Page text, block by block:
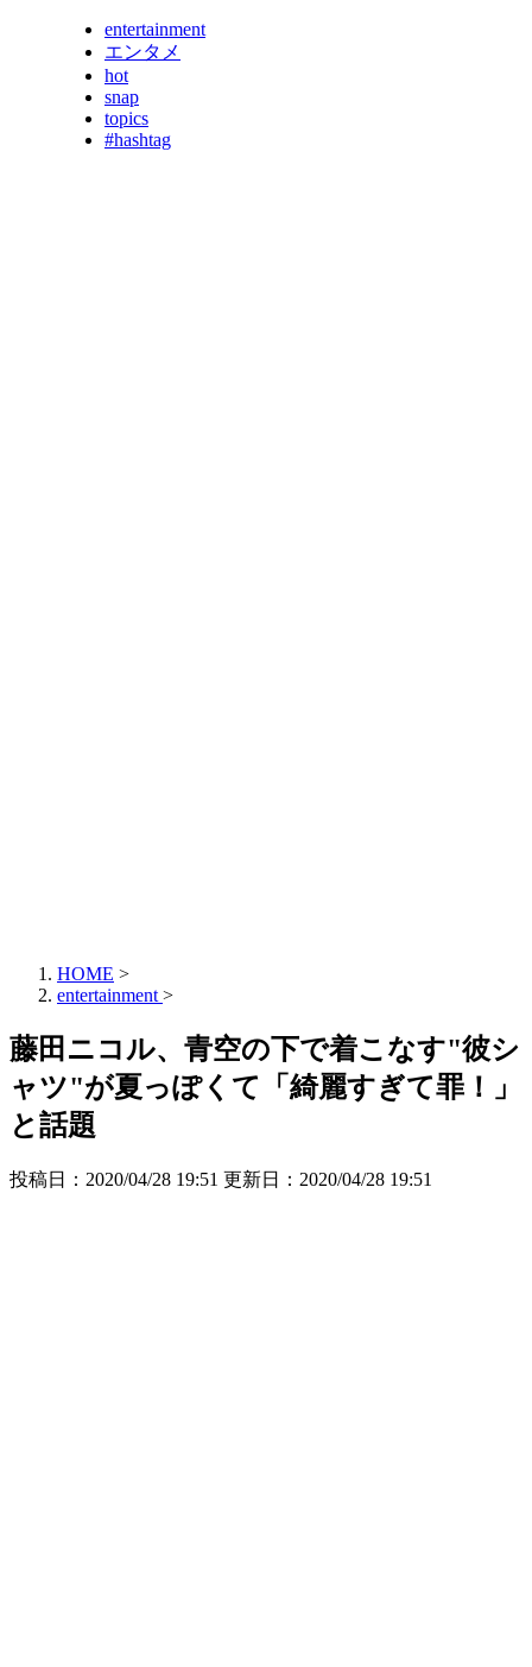
entertainment
エンタメ
hot
snap
topics
#hashtag
HOME >
entertainment >
藤田ニコル、青空の下で着こなす"彼シ
ャツ"が夏っぽくて「綺麗すぎて罪！」
と話題
投稿日：2020/04/28 19:51 更新日： 2020/04/28 19:51